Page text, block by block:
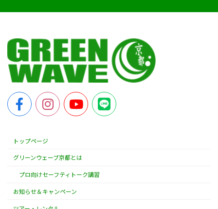
トップページ
グリーンウェーブ京都とは
プロ向けセーフティトーク講習
お知らせ＆キャンペーン